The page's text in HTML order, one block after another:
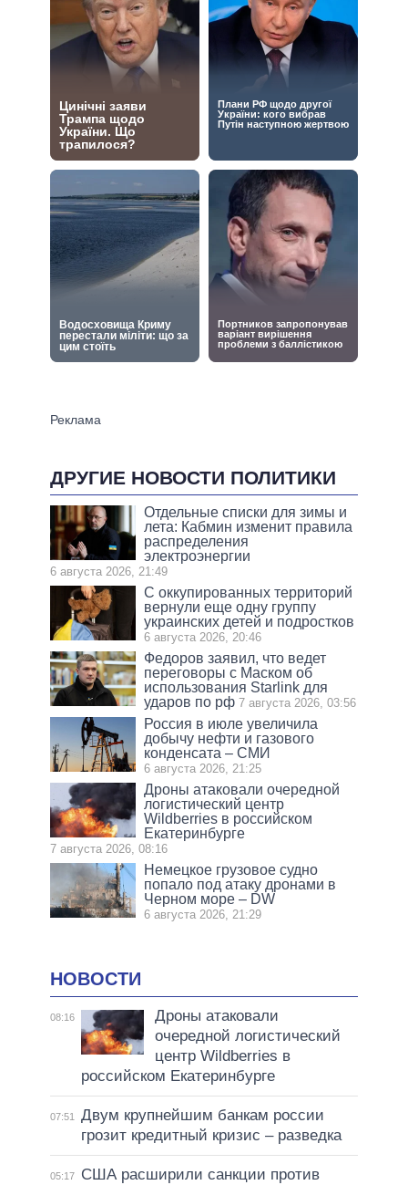
ДРУГИЕ НОВОСТИ ПОЛИТИКИ
Отдельные списки для зимы и
лета: Кабмин изменит правила
распределения
электроэнергии
6 августа 2026, 21:49
С оккупированных территорий
вернули еще одну группу
украинских детей и подростков
6 августа 2026, 20:46
Федоров заявил, что ведет
переговоры с Маском об
использования Starlink для
ударов по рф 7 августа 2026, 03:56
Россия в июле увеличила
добычу нефти и газового
конденсата – СМИ
6 августа 2026, 21:25
Дроны атаковали очередной
логистический центр
Wildberries в российском
Екатеринбурге
7 августа 2026, 08:16
Немецкое грузовое судно
попало под атаку дронами в
Черном море – DW
6 августа 2026, 21:29
НОВОСТИ
08:16
Дроны атаковали
очередной логистический
центр Wildberries в
российском Екатеринбурге
07:51
Двум крупнейшим банкам россии
грозит кредитный кризис – разведка
05:17
США расширили санкции против